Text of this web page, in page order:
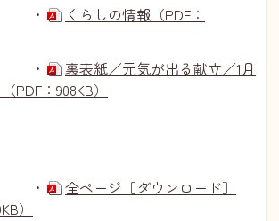
くらしの情報（PDF：
裏表紙／元気が出る献立／1月
PDF：908KB）
全ページ［ダウンロード］
）